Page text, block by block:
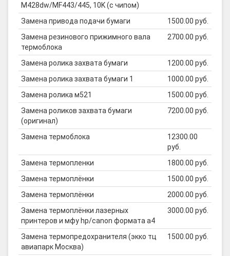
M428dw/MF443/445, 10K (с чипом)
Замена привода подачи бумаги
1500.00 руб.
Замена резинового прижимного вала
термоблока
2700.00 руб.
Замена ролика захвата бумаги
1200.00 руб.
Замена ролика захвата бумаги 1
1000.00 руб.
Замена ролика м521
1500.00 руб.
Замена роликов захвата бумаги
(оригинал)
7200.00 руб.
Замена термоблока
12300.00
руб.
Замена термопленки
1800.00 руб.
Замена термоплёнки
1500.00 руб.
Замена термоплёнки
2000.00 руб.
Замена термоплёнки лазерных
принтеров и мфу hp/canon формата а4
3000.00 руб.
Замена термопредохранителя (экко тц
авиапарк Москва)
1500.00 руб.